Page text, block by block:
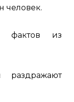
человек.
фактов из